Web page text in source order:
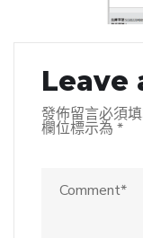
Leave
發佈留言必須
欄位標示為 *